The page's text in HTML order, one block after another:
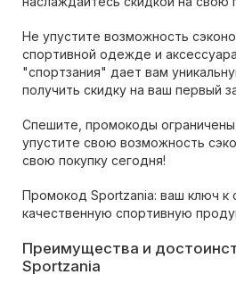
Не упустите возможность
спортивной одежде и
"спортзания" дает вам
получить скидку на ваш первый
Спешите, промокоды ограничены
упустите свою возможность
свою покупку сегодня!
Промокод Sportzania: ваш ключ к
качественную спортивную
Преимущества и
Sportzania